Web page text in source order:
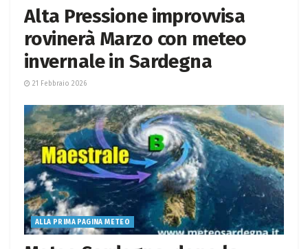
Alta Pressione improvvisa
rovinerà Marzo con meteo
invernale in Sardegna
21 Febbraio 2026
ALLA PRIMA PAGINA METEO